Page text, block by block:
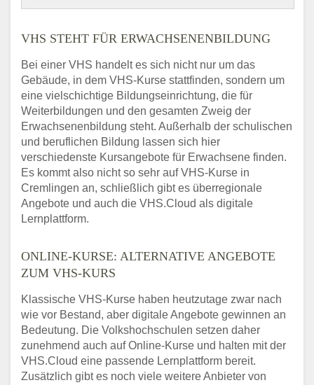
VHS STEHT FÜR ERWACHSENENBILDUNG
Bei einer VHS handelt es sich nicht nur um das
Gebäude, in dem VHS-Kurse stattfinden, sondern um
eine vielschichtige Bildungseinrichtung, die für
Weiterbildungen und den gesamten Zweig der
Erwachsenenbildung steht. Außerhalb der schulischen
und beruflichen Bildung lassen sich hier
verschiedenste Kursangebote für Erwachsene finden.
Es kommt also nicht so sehr auf VHS-Kurse in
Cremlingen an, schließlich gibt es überregionale
Angebote und auch die VHS.Cloud als digitale
Lernplattform.
ONLINE-KURSE: ALTERNATIVE ANGEBOTE
ZUM VHS-KURS
Klassische VHS-Kurse haben heutzutage zwar nach
wie vor Bestand, aber digitale Angebote gewinnen an
Bedeutung. Die Volkshochschulen setzen daher
zunehmend auch auf Online-Kurse und halten mit der
VHS.Cloud eine passende Lernplattform bereit.
Zusätzlich gibt es noch viele weitere Anbieter von